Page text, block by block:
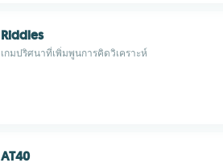
Riddles
เกมปริศนาที่เพิ่มพูนการคิดวิเคราะห์
AT40